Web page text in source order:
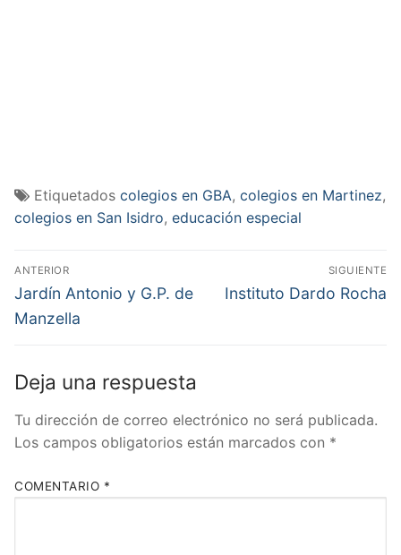
Etiquetados colegios en GBA, colegios en Martinez,
colegios en San Isidro, educación especial
Navegación
de
entradas
ANTERIOR
Entrada
anterior:
Jardín Antonio y G.P. de
Manzella
SIGUIENTE
Entrada
Instituto Dardo Rocha
Deja una respuesta
Tu dirección de correo electrónico no será publicada.
Los campos obligatorios están marcados con *
COMENTARIO *